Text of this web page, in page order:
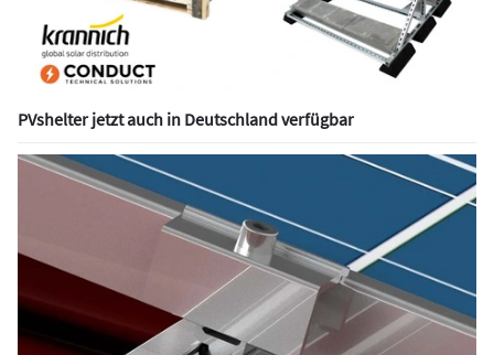
PVshelter jetzt auch in Deutschland verfügbar